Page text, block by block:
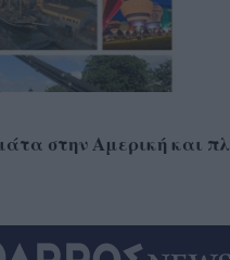
στην Αμερική και